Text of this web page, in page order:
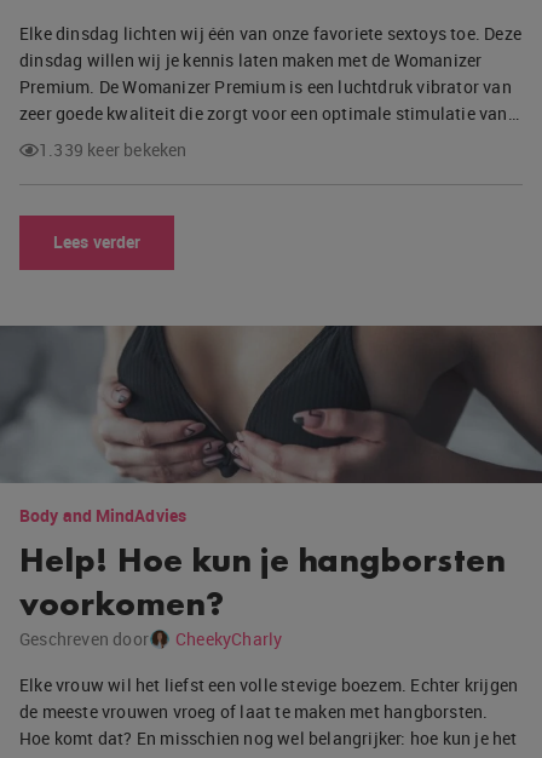
Elke dinsdag lichten wij één van onze favoriete sextoys toe. Deze
dinsdag willen wij je kennis laten maken met de Womanizer
Premium. De Womanizer Premium is een luchtdruk vibrator van
zeer goede kwaliteit die zorgt voor een optimale stimulatie van…
1.339 keer bekeken
Lees verder
Body and MindAdvies
Help! Hoe kun je hangborsten
voorkomen?
Geschreven door
CheekyCharly
Elke vrouw wil het liefst een volle stevige boezem. Echter krijgen
de meeste vrouwen vroeg of laat te maken met hangborsten.
Hoe komt dat? En misschien nog wel belangrijker: hoe kun je het